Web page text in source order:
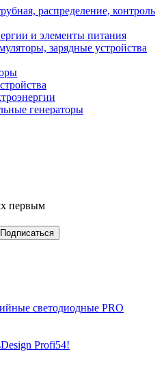
распределение, контроль
и элементы питания
зарядные устройства
генераторы
первым
светодиодные PRO
Profi54!